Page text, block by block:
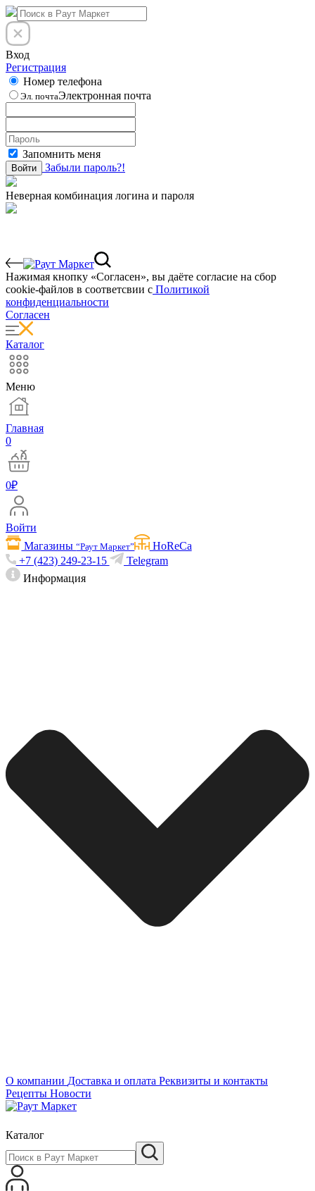
Вход
Регистрация
Номер телефона
Эл. почтаЭлектронная почта
Запомнить меня
Войти Забыли пароль?!
Неверная комбинация логина и пароля
Нажимая кнопку «Согласен», вы даёте cогласие на сбор
cookie-файлов в соответсвии с Политикой
конфиденциальности
Согласен
Каталог
Меню
Главная
0
0₽
Войти
Магазины“Раут Маркет”
HoReCa
+7 (423) 249-23-15
Telegram
Информация
О компании Доставка и оплата Реквизиты и контакты
Рецепты Новости
Каталог